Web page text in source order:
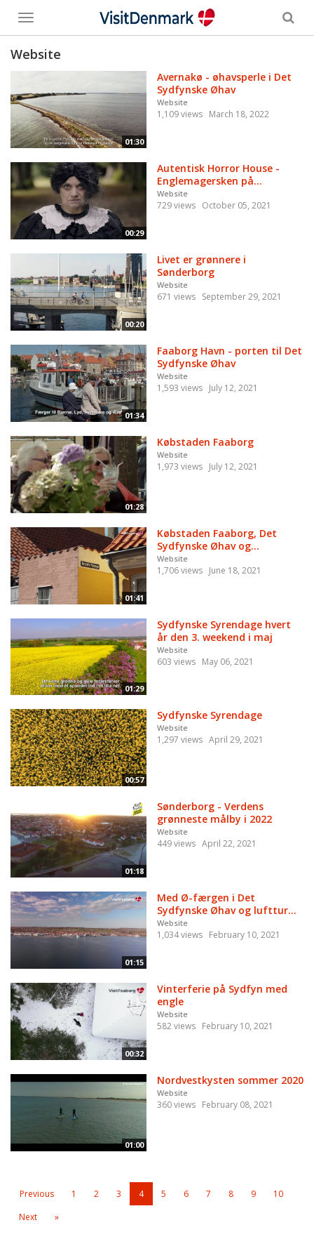
Toggle
menu
Website
01:30
Avernakø - øhavsperle i Det
Sydfynske Øhav
Website
1,109 views March 18, 2022
00:29
Autentisk Horror House -
Englemagersken på...
Website
729 views October 05, 2021
00:20
Livet er grønnere i
Sønderborg
Website
671 views September 29, 2021
01:34
Faaborg Havn - porten til Det
Sydfynske Øhav
Website
1,593 views July 12, 2021
01:28
Købstaden Faaborg
Website
1,973 views July 12, 2021
01:41
Købstaden Faaborg, Det
Sydfynske Øhav og...
Website
1,706 views June 18, 2021
01:29
Sydfynske Syrendage hvert
år den 3. weekend i maj
Website
603 views May 06, 2021
00:57
Sydfynske Syrendage
Website
1,297 views April 29, 2021
01:18
Sønderborg - Verdens
grønneste målby i 2022
Website
449 views April 22, 2021
01:15
Med Ø-færgen i Det
Sydfynske Øhav og lufttur...
Website
1,034 views February 10, 2021
00:32
Vinterferie på Sydfyn med
engle
Website
582 views February 10, 2021
01:00
Nordvestkysten sommer 2020
Website
360 views February 08, 2021
Previous 1 2 3 4 5 6 7 8 9
10
Next
»